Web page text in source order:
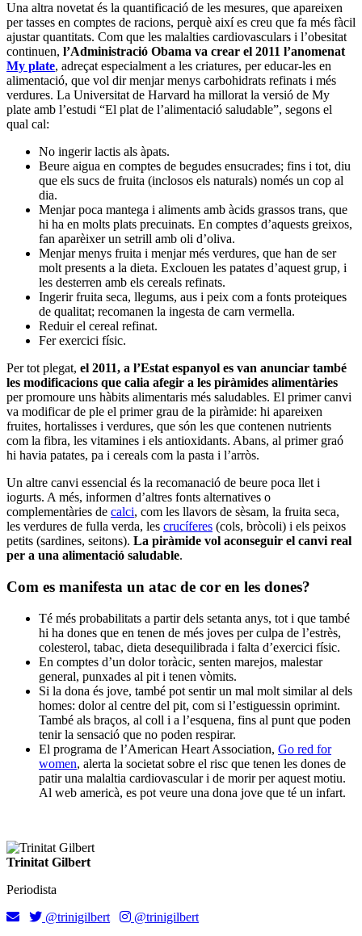
Una altra novetat és la quantificació de les mesures, que apareixen
per tasses en comptes de racions, perquè així es creu que fa més fàcil
ajustar quantitats. Com que les malalties cardiovasculars i l’obesitat
continuen, l’Administració Obama va crear el 2011 l’anomenat
My plate, adreçat especialment a les criatures, per educar-les en
alimentació, que vol dir menjar menys carbohidrats refinats i més
verdures. La Universitat de Harvard ha millorat la versió de My
plate amb l’estudi “El plat de l’alimentació saludable”, segons el
qual cal:
No ingerir lactis als àpats.
Beure aigua en comptes de begudes ensucrades; fins i tot, diu
que els sucs de fruita (inclosos els naturals) només un cop al
dia.
Menjar poca mantega i aliments amb àcids grassos trans, que
hi ha en molts plats precuinats. En comptes d’aquests greixos,
fan aparèixer un setrill amb oli d’oliva.
Menjar menys fruita i menjar més verdures, que han de ser
molt presents a la dieta. Exclouen les patates d’aquest grup, i
les desterren amb els cereals refinats.
Ingerir fruita seca, llegums, aus i peix com a fonts proteiques
de qualitat; recomanen la ingesta de carn vermella.
Reduir el cereal refinat.
Fer exercici físic.
Per tot plegat, el 2011, a l’Estat espanyol es van anunciar també
les modificacions que calia afegir a les piràmides alimentàries
per promoure uns hàbits alimentaris més saludables. El primer canvi
va modificar de ple el primer grau de la piràmide: hi apareixen
fruites, hortalisses i verdures, que són les que contenen nutrients
com la fibra, les vitamines i els antioxidants. Abans, al primer graó
hi havia patates, pa i cereals com la pasta i l’arròs.
Un altre canvi essencial és la recomanació de beure poca llet i
iogurts. A més, informen d’altres fonts alternatives o
complementàries de calci, com les llavors de sèsam, la fruita seca,
les verdures de fulla verda, les crucíferes (cols, bròcoli) i els peixos
petits (sardines, seitons). La piràmide vol aconseguir el canvi real
per a una alimentació saludable.
Com es manifesta un atac de cor en les dones?
Té més probabilitats a partir dels setanta anys, tot i que també
hi ha dones que en tenen de més joves per culpa de l’estrès,
colesterol, tabac, dieta desequilibrada i falta d’exercici físic.
En comptes d’un dolor toràcic, senten marejos, malestar
general, punxades al pit i tenen vòmits.
Si la dona és jove, també pot sentir un mal molt similar al dels
homes: dolor al centre del pit, com si l’estiguessin oprimint.
També als braços, al coll i a l’esquena, fins al punt que poden
tenir la sensació que no poden respirar.
El programa de l’American Heart Association, Go red for
women, alerta la societat sobre el risc que tenen les dones de
patir una malaltia cardiovascular i de morir per aquest motiu.
Al web americà, es pot veure una dona jove que té un infart.
Trinitat Gilbert
Periodista
@trinigilbert
@trinigilbert